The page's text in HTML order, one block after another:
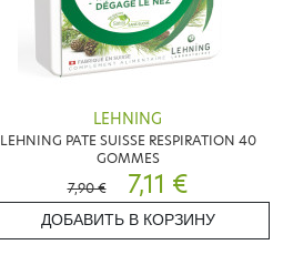
LEHNING
LEHNING PATE SUISSE RESPIRATION 40
GOMMES
7,90 €
7,11 €
ДОБАВИТЬ В КОРЗИНУ